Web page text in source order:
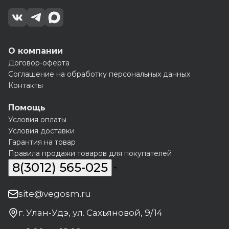
О компании
Договор-оферта
Соглашение на обработку персональных данных
Контакты
Помощь
Условия оплаты
Условия доставки
Гарантия на товар
Правила продажи товаров для покупателей
8(3012) 565-025
site@vegosm.ru
г. Улан-Удэ, ул. Сахьяновой, 9/14